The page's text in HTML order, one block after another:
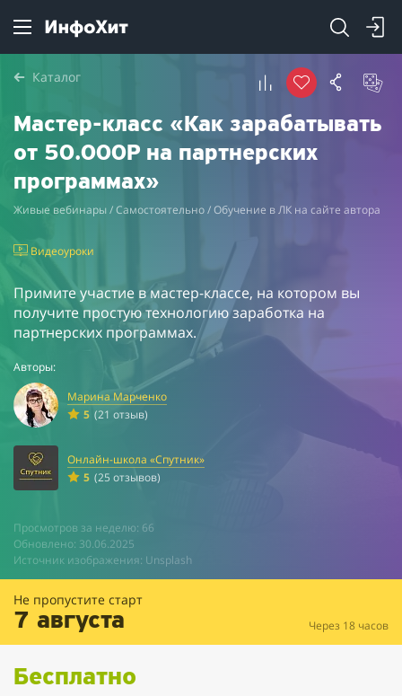
Каталог
Мастер-класс «Как зарабатывать
от 50.000Р на партнерских
программах»
Живые вебинары / Самостоятельно / Обучение в ЛК на сайте автора
Видеоуроки
Примите участие в мастер-классе, на котором вы
получите простую технологию заработка на
партнерских программах.
Авторы:
Марина Марченко
5 (21 отзыв)
Онлайн-школа «Спутник»
5 (25 отзывов)
Просмотров за неделю: 66
Обновлено: 30.06.2025
Источник изображения: Unsplash
Не пропустите старт
7 августа Через 18 часов
Бесплатно